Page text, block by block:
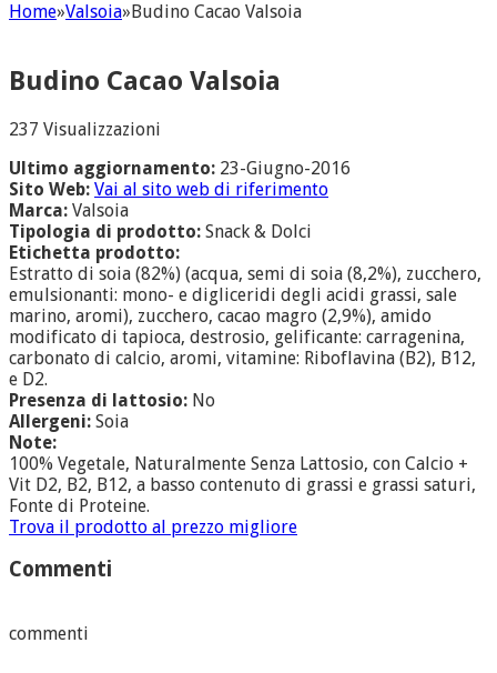
Home»Valsoia»Budino Cacao Valsoia
Budino Cacao Valsoia
237 Visualizzazioni
Ultimo aggiornamento: 23-Giugno-2016
Sito Web: Vai al sito web di riferimento
Marca: Valsoia
Tipologia di prodotto: Snack & Dolci
Etichetta prodotto:
Estratto di soia (82%) (acqua, semi di soia (8,2%), zucchero,
emulsionanti: mono- e digliceridi degli acidi grassi, sale
marino, aromi), zucchero, cacao magro (2,9%), amido
modificato di tapioca, destrosio, gelificante: carragenina,
carbonato di calcio, aromi, vitamine: Riboflavina (B2), B12,
e D2.
Presenza di lattosio: No
Allergeni: Soia
Note:
100% Vegetale, Naturalmente Senza Lattosio, con Calcio +
Vit D2, B2, B12, a basso contenuto di grassi e grassi saturi,
Fonte di Proteine.
Trova il prodotto al prezzo migliore
Commenti
commenti